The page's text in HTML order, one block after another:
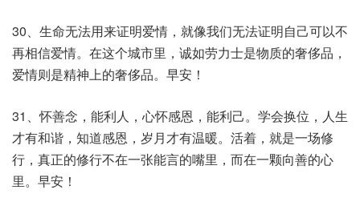
30、生命无法用来证明爱情，就像我们无法证明自己可以不
再相信爱情。在这个城市里，诚如劳力士是物质的奢侈品，
爱情则是精神上的奢侈品。早安！
31、怀善念，能利人，心怀感恩，能利己。学会换位，人生
才有和谐，知道感恩，岁月才有温暖。活着，就是一场修
行，真正的修行不在一张能言的嘴里，而在一颗向善的心
里。早安！